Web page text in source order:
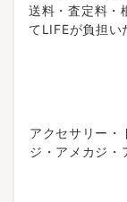
送料・査定料・
てLIFEが負担い
アクセサリー・
ジ・アメカジ・